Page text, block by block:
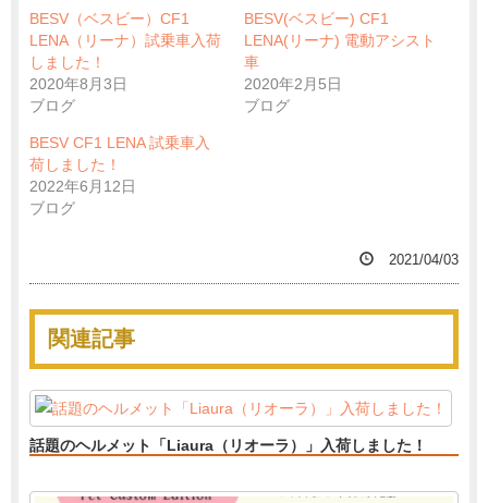
BESV（ベスビー）CF1
LENA（リーナ）試乗車入荷
しました！
2020年8月3日
ブログ
BESV(ベスビー) CF1
LENA(リーナ) 電動アシスト
車
2020年2月5日
ブログ
BESV CF1 LENA 試乗車入
荷しました！
2022年6月12日
ブログ
2021/04/03
関連記事
話題のヘルメット「Liaura（リオーラ）」入荷しました！